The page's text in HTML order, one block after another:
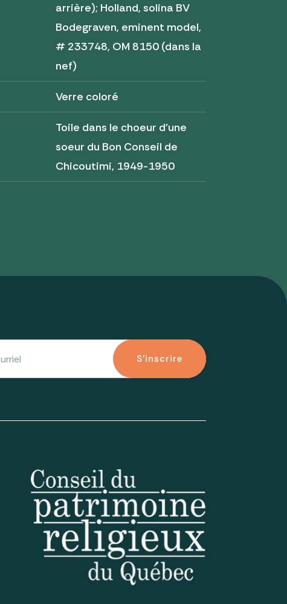
arrière); Holland, solina BV
Bodegraven, eminent model,
# 233748, OM 8150 (dans la
nef)
Verre coloré
Toile dans le choeur d'une
soeur du Bon Conseil de
Chicoutimi, 1949-1950
S'inscrire